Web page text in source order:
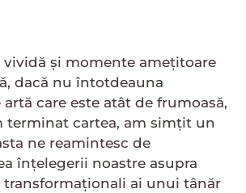
și momente amețitoare
dacă nu întotdeauna
care este atât de frumoasă,
terminat cartea, am simțit un
ne reamintesc de
înțelegerii noastre asupra
transformaționali ai unui tânăr